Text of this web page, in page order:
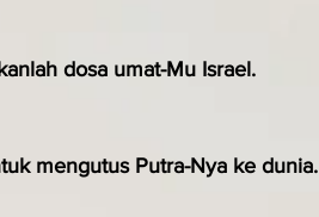
dosa umat-Mu Israel.
mengutus Putra-Nya ke dunia.